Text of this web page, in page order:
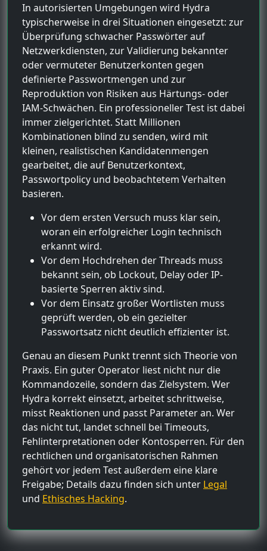
In autorisierten Umgebungen wird Hydra
typischerweise in drei Situationen eingesetzt: zur
Überprüfung schwacher Passwörter auf
Netzwerkdiensten, zur Validierung bekannter
oder vermuteter Benutzerkonten gegen
definierte Passwortmengen und zur
Reproduktion von Risiken aus Härtungs- oder
IAM-Schwächen. Ein professioneller Test ist dabei
immer zielgerichtet. Statt Millionen
Kombinationen blind zu senden, wird mit
kleinen, realistischen Kandidatenmengen
gearbeitet, die auf Benutzerkontext,
Passwortpolicy und beobachtetem Verhalten
basieren.
Vor dem ersten Versuch muss klar sein,
woran ein erfolgreicher Login technisch
erkannt wird.
Vor dem Hochdrehen der Threads muss
bekannt sein, ob Lockout, Delay oder IP-
basierte Sperren aktiv sind.
Vor dem Einsatz großer Wortlisten muss
geprüft werden, ob ein gezielter
Passwortsatz nicht deutlich effizienter ist.
Genau an diesem Punkt trennt sich Theorie von
Praxis. Ein guter Operator liest nicht nur die
Kommandozeile, sondern das Zielsystem. Wer
Hydra korrekt einsetzt, arbeitet schrittweise,
misst Reaktionen und passt Parameter an. Wer
das nicht tut, landet schnell bei Timeouts,
Fehlinterpretationen oder Kontosperren. Für den
rechtlichen und organisatorischen Rahmen
gehört vor jedem Test außerdem eine klare
Freigabe; Details dazu finden sich unter Legal
und Ethisches Hacking.